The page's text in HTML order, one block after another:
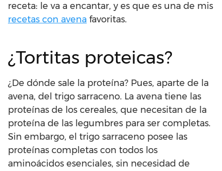
receta: le va a encantar, y es que es una de mis
recetas con avena favoritas.
¿Tortitas proteicas?
¿De dónde sale la proteína? Pues, aparte de la
avena, del trigo sarraceno. La avena tiene las
proteínas de los cereales, que necesitan de la
proteína de las legumbres para ser completas.
Sin embargo, el trigo sarraceno posee las
proteínas completas con todos los
aminoácidos esenciales, sin necesidad de